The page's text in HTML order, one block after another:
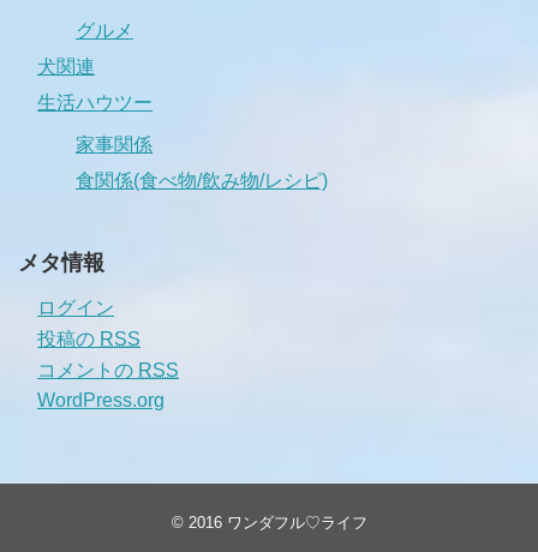
グルメ
犬関連
生活ハウツー
家事関係
食関係(食べ物/飲み物/レシピ)
メタ情報
ログイン
投稿の RSS
コメントの RSS
WordPress.org
© 2016 ワンダフル♡ライフ